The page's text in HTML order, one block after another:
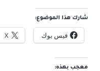
شارك هذا الموضوع:
فيس بوك X
معجب بهذه: